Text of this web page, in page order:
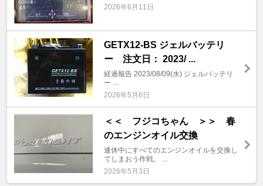
2026年6月11日
GETX12-BS ジェルバッテリ
ー 注文日： 2023/ ...
経過報告 2023/08/09(水) ジェルバッテリ
ー ...
2026年5月6日
＜＜ フジコちゃん ＞＞ 春
のエンジンオイル交換
連休中にすべてのエンジンオイルを交換し
てしまおう作戦。 ...
2026年5月3日